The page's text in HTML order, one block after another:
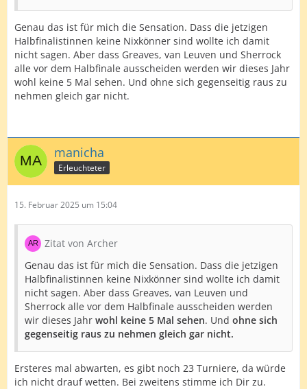
Genau das ist für mich die Sensation. Dass die jetzigen
Halbfinalistinnen keine Nixkönner sind wollte ich damit
nicht sagen. Aber dass Greaves, van Leuven und Sherrock
alle vor dem Halbfinale ausscheiden werden wir dieses Jahr
wohl keine 5 Mal sehen. Und ohne sich gegenseitig raus zu
nehmen gleich gar nicht.
manicha
Erleuchteter
15. Februar 2025 um 15:04
Zitat von Archer
Genau das ist für mich die Sensation. Dass die jetzigen
Halbfinalistinnen keine Nixkönner sind wollte ich damit
nicht sagen. Aber dass Greaves, van Leuven und
Sherrock alle vor dem Halbfinale ausscheiden werden
wir dieses Jahr wohl keine 5 Mal sehen. Und ohne sich
gegenseitig raus zu nehmen gleich gar nicht.
Ersteres mal abwarten, es gibt noch 23 Turniere, da würde
ich nicht drauf wetten. Bei zweitens stimme ich Dir zu.